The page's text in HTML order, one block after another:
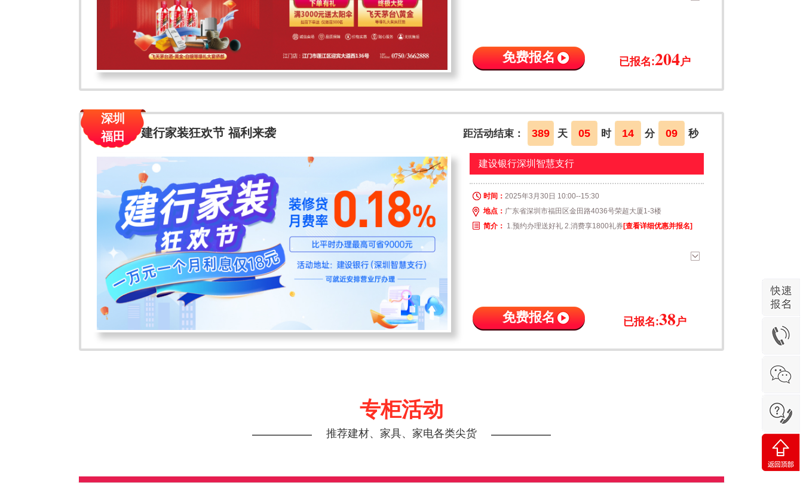
免费报名 已报名:204户
深圳
福田
建行家装狂欢节 福利来袭 距活动结束： 389 天 05 时 14 分 09 秒
建设银行深圳智慧支行
时间： 2025年3月30日 10:00--15:30
地点： 广东省深圳市福田区金田路4036号荣超大厦1-3楼
简介： 1.预约办理送好礼 2.消费享1800礼券 [查看详细优惠并报名]
免费报名 已报名:38户
专柜活动
推荐建材、家具、家电各类尖货